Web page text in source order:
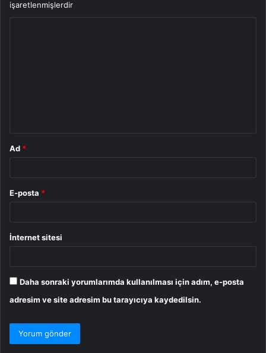
işaretlenmişlerdir
Ad *
E-posta *
İnternet sitesi
Daha sonraki yorumlarımda kullanılması için adım, e-posta
adresim ve site adresim bu tarayıcıya kaydedilsin.